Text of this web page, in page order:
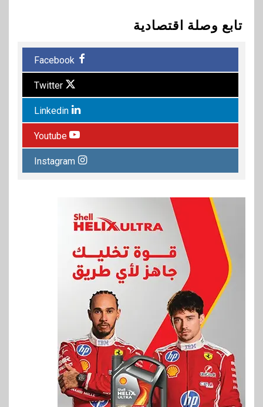
تابع وصلة اقتصادية
Facebook
Twitter
Linkedin
Youtube
Instagram